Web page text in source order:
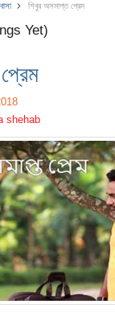
শিবুর অসমাপ্ত প্রেম
Yet)
shehab